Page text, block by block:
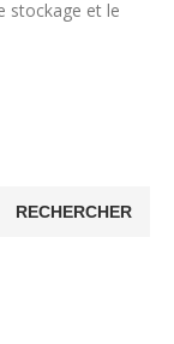
stockage et le
RECHERCHER